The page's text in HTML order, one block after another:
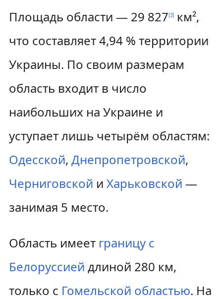
Площадь области — 29 827[3]км²,
что составляет 4,94 % территории
Украины. По своим размерам
область входит в число
наибольших на Украине и
уступает лишь четырём областям:
Одесской, Днепропетровской,
Черниговской и Харьковской —
занимая 5 место.
Область имеет границу с
Белоруссией длиной 280 км,
только с Гомельской областью. На